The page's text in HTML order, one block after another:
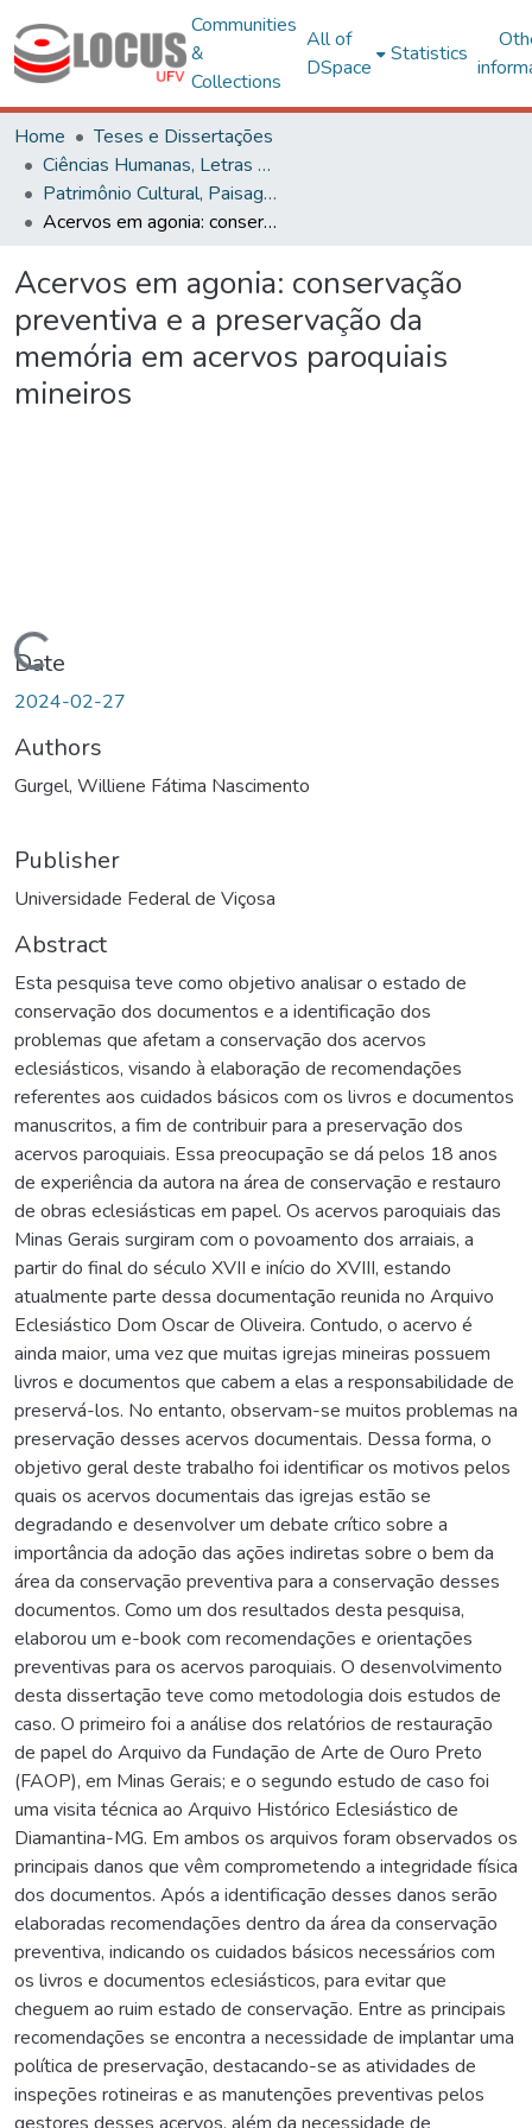
Communities
&
Collections
All of
DSpace
Statistics
Home
Teses e Dissertações
Ciências Humanas, Letras e Artes
Patrimônio Cultural, Paisagens e Cidadania
Acervos em agonia: conservação preventiva e a preservação da memória em acervos paroquiais mineiros
Acervos em agonia: conservação
preventiva e a preservação da
memória em acervos paroquiais
mineiros
Date
2024-02-27
Authors
Gurgel, Williene Fátima Nascimento
Publisher
Universidade Federal de Viçosa
Abstract
Esta pesquisa teve como objetivo analisar o estado de
conservação dos documentos e a identificação dos
problemas que afetam a conservação dos acervos
eclesiásticos, visando à elaboração de recomendações
referentes aos cuidados básicos com os livros e documentos
manuscritos, a fim de contribuir para a preservação dos
acervos paroquiais. Essa preocupação se dá pelos 18 anos
de experiência da autora na área de conservação e restauro
de obras eclesiásticas em papel. Os acervos paroquiais das
Minas Gerais surgiram com o povoamento dos arraiais, a
partir do final do século XVII e início do XVIII, estando
atualmente parte dessa documentação reunida no Arquivo
Eclesiástico Dom Oscar de Oliveira. Contudo, o acervo é
ainda maior, uma vez que muitas igrejas mineiras possuem
livros e documentos que cabem a elas a responsabilidade de
preservá-los. No entanto, observam-se muitos problemas na
preservação desses acervos documentais. Dessa forma, o
objetivo geral deste trabalho foi identificar os motivos pelos
quais os acervos documentais das igrejas estão se
degradando e desenvolver um debate crítico sobre a
importância da adoção das ações indiretas sobre o bem da
área da conservação preventiva para a conservação desses
documentos. Como um dos resultados desta pesquisa,
elaborou um e-book com recomendações e orientações
preventivas para os acervos paroquiais. O desenvolvimento
desta dissertação teve como metodologia dois estudos de
caso. O primeiro foi a análise dos relatórios de restauração
de papel do Arquivo da Fundação de Arte de Ouro Preto
(FAOP), em Minas Gerais; e o segundo estudo de caso foi
uma visita técnica ao Arquivo Histórico Eclesiástico de
Diamantina-MG. Em ambos os arquivos foram observados os
principais danos que vêm comprometendo a integridade física
dos documentos. Após a identificação desses danos serão
elaboradas recomendações dentro da área da conservação
preventiva, indicando os cuidados básicos necessários com
os livros e documentos eclesiásticos, para evitar que
cheguem ao ruim estado de conservação. Entre as principais
recomendações se encontra a necessidade de implantar uma
política de preservação, destacando-se as atividades de
inspeções rotineiras e as manutenções preventivas pelos